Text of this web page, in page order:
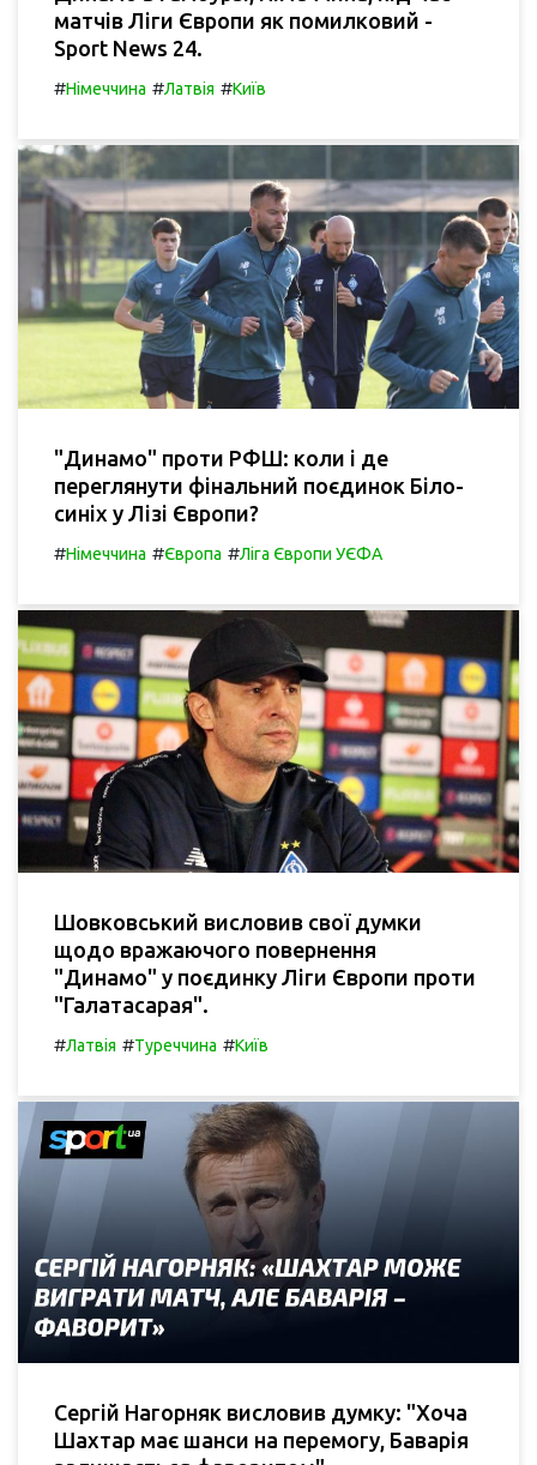
матчів Ліги Європи як помилковий -
Sport News 24.
#Німеччина #Латвія #Київ
"Динамо" проти РФШ: коли і де
переглянути фінальний поєдинок Біло-
синіх у Лізі Європи?
#Німеччина #Європа #Ліга Європи УЄФА
Шовковський висловив свої думки
щодо вражаючого повернення
"Динамо" у поєдинку Ліги Європи проти
"Галатасарая".
#Латвія #Туреччина #Київ
Сергій Нагорняк висловив думку: "Хоча
Шахтар має шанси на перемогу, Баварія